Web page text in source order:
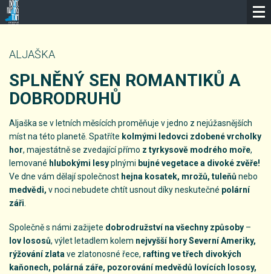
ALJAŠKA
SPLNĚNÝ SEN ROMANTIKŮ A
DOBRODRUHŮ
Aljaška se v letních měsících proměňuje v jedno z nejúžasnějších
míst na této planetě. Spatříte kolmými ledovci zdobené vrcholky
hor, majestátně se zvedající přímo z tyrkysově modrého moře,
lemované hlubokými lesyplnými bujné vegetace a divoké zvěře!
Ve dne vám dělají společnost hejna kosatek, mrožů, tuleňůnebo
medvědi, v noci nebudete chtít usnout díky neskutečné polární
záři
Společně s námi zažijete dobrodružství na všechny způsoby –
lov lososů, výlet letadlem kolem nejvyšší hory Severní Ameriky,
rýžování zlata ve zlatonosné řece, rafting ve třech divokých
kaňonech, polárná záře, pozorování medvědů lovících lososy,